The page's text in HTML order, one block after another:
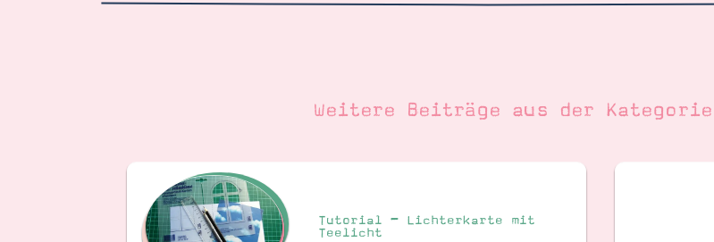
Weitere Beiträge aus der Kategorie
Tutorial – Lichterkarte mit
Teelicht